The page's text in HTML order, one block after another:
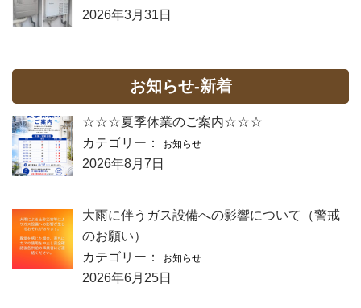
2026年3月31日
お知らせ-新着
☆☆☆夏季休業のご案内☆☆☆
カテゴリー：
お知らせ
2026年8月7日
大雨に伴うガス設備への影響について（警戒
のお願い）
カテゴリー：
お知らせ
2026年6月25日